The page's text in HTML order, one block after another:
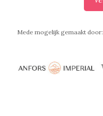
Mede mogelijk gemaakt door: